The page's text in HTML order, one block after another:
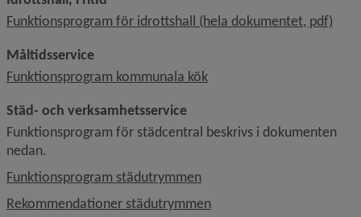
Funktionsprogram för idrottshall (hela dokumentet, pdf)
Måltidsservice
Funktionsprogram kommunala kök, 2 MB.
Städ- och verksamhetsservice
Funktionsprogram för städcentral beskrivs i dokumenten
nedan.
Funktionsprogram städutrymmen, 457 kB, öppnas i nytt
Rekommendationer städutrymmen, 479 kB, öppnas i nytt